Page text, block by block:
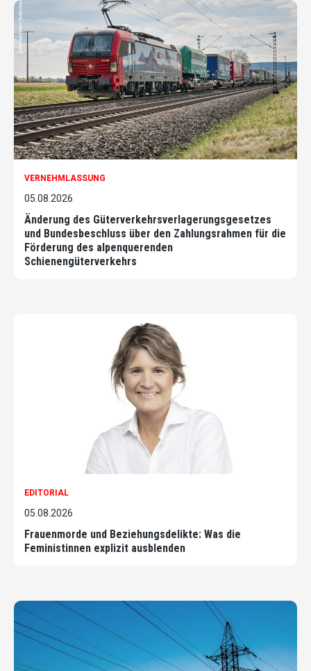
VERNEHMLASSUNG
05.08.2026
Änderung des Güterverkehrsverlagerungsgesetzes
und Bundesbeschluss über den Zahlungsrahmen für die
Förderung des alpenquerenden
Schienengüterverkehrs
EDITORIAL
05.08.2026
Frauenmorde und Beziehungsdelikte: Was die
Feministinnen explizit ausblenden